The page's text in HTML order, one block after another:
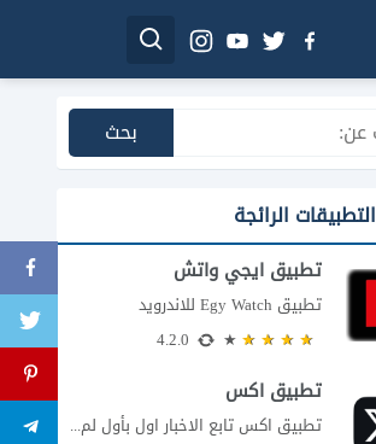
التطبيقات الرائجة
تطبيق ايجي واتش
تطبيق Egy Watch للاندرويد
تطبيق اكس
تطبيق اكس تابع الاخبار اول بأول لم يعد تطبيق X، المعروف سابقا باسم تويتر،...